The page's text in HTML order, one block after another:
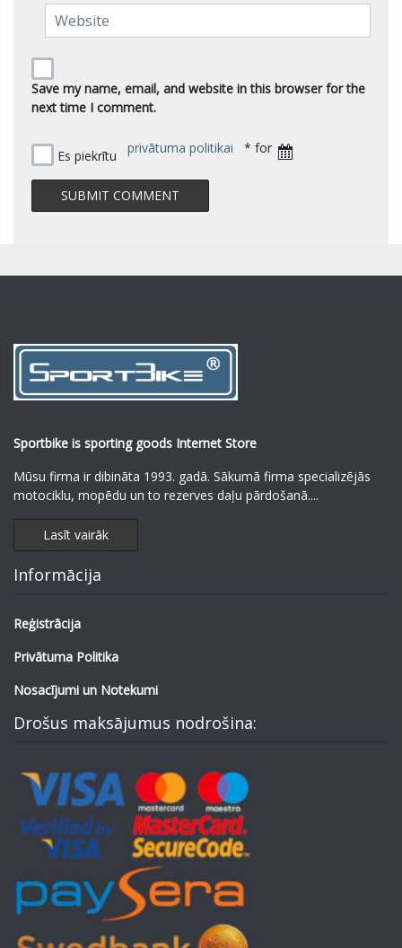
Save my name, email, and website in this browser for the
next time I comment.
Es piekrītu privātuma politikai * for
Sportbike is sporting goods Internet Store
Mūsu firma ir dibināta 1993. gadā. Sākumā firma specializējās
motociklu, mopēdu un to rezerves daļu pārdošanā....
Lasīt vairāk
Informācija
Reģistrācija
Privātuma Politika
Nosacījumi un Notekumi
Drošus maksājumus nodrošina: